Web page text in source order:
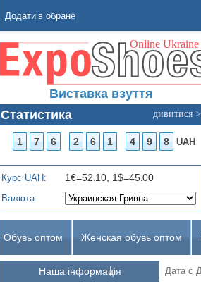
Додати в обране
Виставка взуття
Статистика
дивитися >
1 7 6 2 6 1 4 9 8 UAH
Курс UAH: 1€=52.10, 1$=45.00
Валюта:
Обувь оптом Женская обувь оптом
Наша інформація